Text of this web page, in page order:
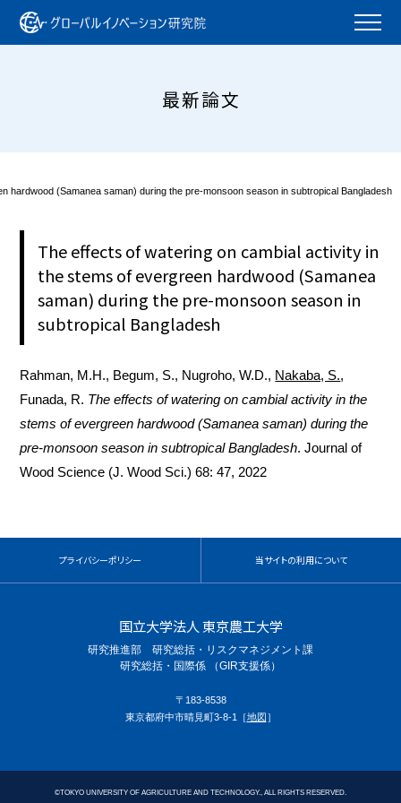
最新論文
hardwood (Samanea saman) during the pre-monsoon season in subtropical Bangladesh
The effects of watering on cambial activity in
the stems of evergreen hardwood (Samanea
saman) during the pre-monsoon season in
subtropical Bangladesh
Rahman, M.H., Begum, S., Nugroho, W.D., Nakaba, S.,
Funada, R. The effects of watering on cambial activity in the
stems of evergreen hardwood (Samanea saman) during the
pre-monsoon season in subtropical Bangladesh. Journal of
Wood Science (J. Wood Sci.) 68: 47, 2022
プライバシーポリシー 当サイトの利用について
国立大学法人 東京農工大学
研究推進部 研究総括・リスクマネジメント課
研究総括・国際係 （GIR支援係）
〒183-8538
東京都府中市晴見町3-8-1［地図］
©TOKYO UNIVERSITY OF AGRICULTURE AND TECHNOLOGY., ALL RIGHTS RESERVED.